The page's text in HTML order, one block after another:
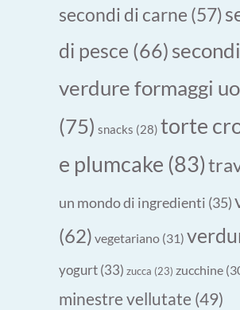
secondi di carne (57)
di pesce (66) secondi
verdure formaggi
(75) snacks (28) torte
e plumcake (83)
un mondo di ingredienti (35)
(62) vegetariano (31)
yogurt(33) zucca (23) zucchine
minestre vellutate (49)